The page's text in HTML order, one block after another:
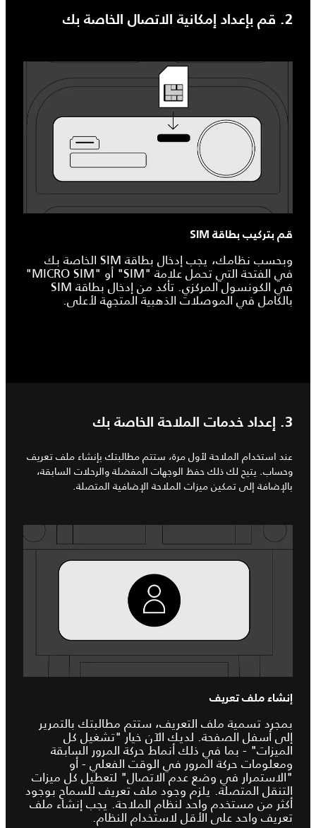
2. قم بإعداد إمكانية الاتصال الخاصة بك
قم بتركيب بطاقة SIM
وبحسب نظامك، يجب إدخال بطاقة SIM الخاصة بك
في الفتحة التي تحمل علامة "SIM" أو "MICRO SIM"
في الكونسول المركزي. تأكد من إدخال بطاقة SIM
بالكامل في الموصلات الذهبية المتجهة لأعلى.
3. إعداد خدمات الملاحة الخاصة بك
عند استخدام الملاحة لأول مرة، ستتم مطالبتك بإنشاء ملف تعريف
وحساب. يتيح لك ذلك حفظ الوجهات المفضلة والرحلات السابقة،
بالإضافة إلى تمكين ميزات الملاحة الإضافية المتصلة.
إنشاء ملف تعريف
بمجرد تسمية ملف التعريف، ستتم مطالبتك بالتمرير
إلى أسفل الصفحة. لديك الآن خيار "تشغيل كل
الميزات" - بما في ذلك أنماط حركة المرور السابقة
ومعلومات حركة المرور في الوقت الفعلي - أو
"الاستمرار في وضع عدم الاتصال" لتعطيل كل ميزات
التنقل المتصلة. يلزم وجود ملف تعريف للسماح بوجود
أكثر من مستخدم واحد لنظام الملاحة. يجب إنشاء ملف
تعريف واحد على الأقل لاستخدام النظام.